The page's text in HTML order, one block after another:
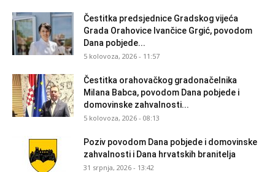
Čestitka predsjednice Gradskog vijeća
Grada Orahovice Ivančice Grgić, povodom
Dana pobjede...
5 kolovoza, 2026 - 11:57
Čestitka orahovačkog gradonačelnika
Milana Babca, povodom Dana pobjede i
domovinske zahvalnosti...
5 kolovoza, 2026 - 08:13
Poziv povodom Dana pobjede i domovinske
zahvalnosti i Dana hrvatskih branitelja
31 srpnja, 2026 - 13:42